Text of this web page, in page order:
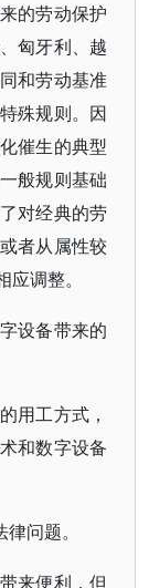
的劳动保护
匈牙利、越
和劳动基准
殊规则。因
催生的典型
般规则基础
对经典的劳
者从属性较
调整。
设备带来的
用工方式，
和数字设备
问题。
来便利，但